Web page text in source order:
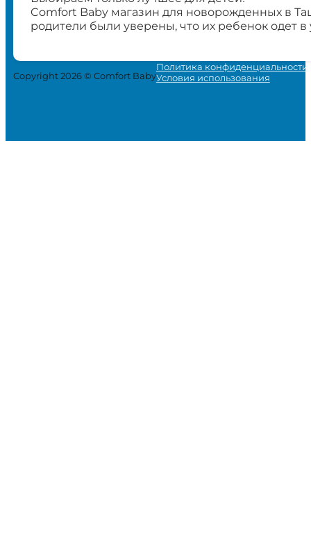
Comfort Baby магазин для новорожденных в
родители были уверены, что их ребенок одет
Copyright 2026 © Comfort Baby
Политика конфиденциальности
Условия использования